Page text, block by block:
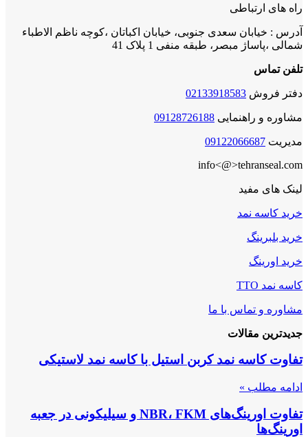
راه های ارتباطی
آدرس : خیابان سعدی جنوبی، خیابان اکباتان ،کوچه ناظم الاطباء
شمالی ،پاساژ مبصر، طبقه منفی 1 پلاک 41
تلفن تماس
دفتر فروش 02133918583
مشاوره و راهنمایی 09128726188
مدیریت 09122066687
info<@>tehranseal.com
لینک های مفید
خرید کاسه نمد
خرید بلبرینگ
خرید اورینگ
کاسه نمد TTO
مشاوره و تماس با ما
جدیدترین مقالات
تفاوت کاسه نمد کربن استیل با کاسه نمد لاستیکی
ادامه مطلب »
تفاوت اورینگ‌های NBR، FKM و سیلیکونی در جعبه
اورینگ‌ها